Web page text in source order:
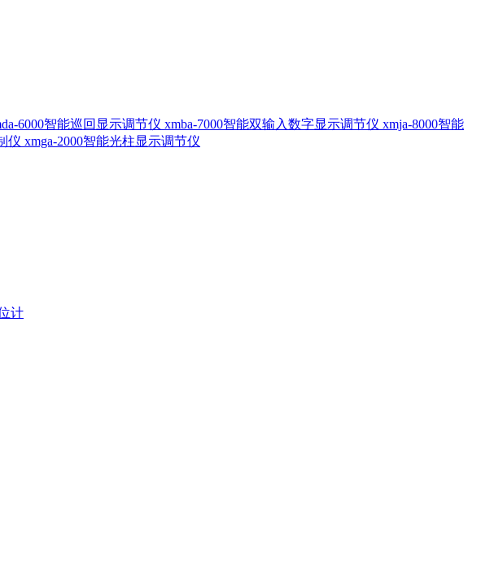
6000智能巡回显示调节仪 xmba-7000智能双输入数字显示调节仪 xmja-8000智能
仪 xmga-2000智能光柱显示调节仪
计